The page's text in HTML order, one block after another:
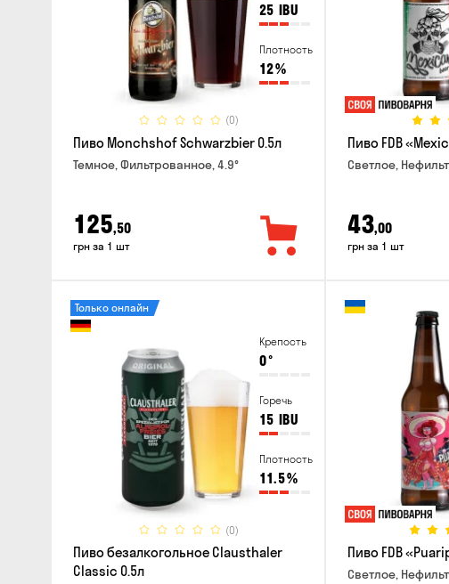
25 IBU
Плотность
12%
(0)
Пиво Monchshof Schwarzbier 0.5л
Темное, Фильтрованное, 4.9°
125,50
грн за 1 шт
Пиво FDB
Светлое,
43,00
грн за 1 шт
Крепость
0°
Горечь
15 IBU
Плотность
11.5%
(0)
Только онлайн
Пиво безалкогольное Clausthaler
Classic 0.5л
Пиво FDB
Светлое,